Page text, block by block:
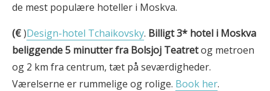
de mest populære hoteller i Moskva.
(€)Design-hotel Tchaikovsky. Billigt 3* hotel i Moskva
beliggende 5 minutter fra Bolsjoj Teatretog metroen
og 2 km fra centrum, tæt på seværdigheder.
Værelserne er rummelige og rolige. Book her.